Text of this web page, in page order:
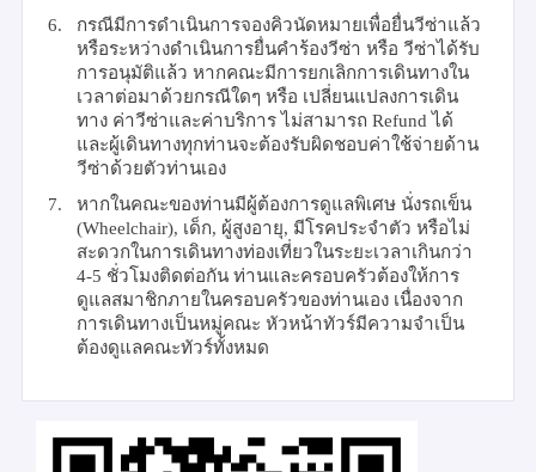
6.
กรณีมีการดำเนินการจองคิวนัดหมายเพื่อยื่นวีซ่าแล้ว
หรือระหว่างดำเนินการยื่นคำร้องวีซ่า หรือ วีซ่าได้รับ
การอนุมัติแล้ว หากคณะมีการยกเลิกการเดินทางใน
เวลาต่อมาด้วยกรณีใดๆ หรือ เปลี่ยนแปลงการเดิน
ทาง ค่าวีซ่าและค่าบริการ ไม่สามารถ Refundได้
และผู้เดินทางทุกท่านจะต้องรับผิดชอบค่าใช้จ่ายด้าน
วีซ่าด้วยตัวท่านเอง
7.
หากในคณะของท่านมีผู้ต้องการดูแลพิเศษ นั่งรถเข็น
(Wheelchair), เด็ก, ผู้สูงอายุ, มีโรคประจำตัว หรือไม่
สะดวกในการเดินทางท่องเที่ยวในระยะเวลาเกินกว่า
4-5 ชั่วโมงติดต่อกัน ท่านและครอบครัวต้องให้การ
ดูแลสมาชิกภายในครอบครัวของท่านเอง เนื่องจาก
การเดินทางเป็นหมู่คณะ หัวหน้าทัวร์มีความจำเป็น
ต้องดูแลคณะทัวร์ทั้งหมด